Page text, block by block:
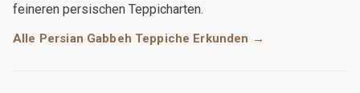
feineren persischen Teppicharten.
Alle Persian Gabbeh Teppiche Erkunden →